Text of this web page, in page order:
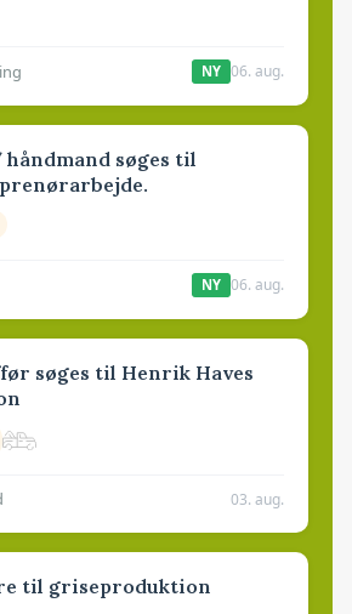
NY 06. aug.
søges til
NY 06. aug.
søges til Henrik Haves
03. aug.
til griseproduktion